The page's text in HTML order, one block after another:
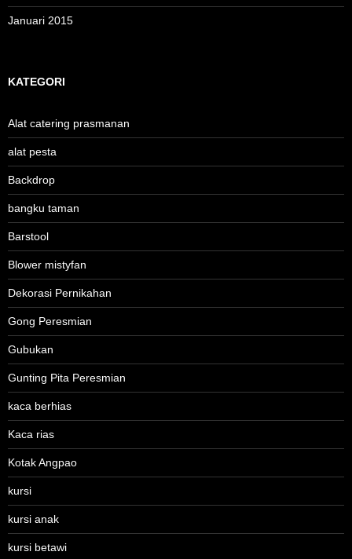
Januari 2015
KATEGORI
Alat catering prasmanan
alat pesta
Backdrop
bangku taman
Barstool
Blower mistyfan
Dekorasi Pernikahan
Gong Peresmian
Gubukan
Gunting Pita Peresmian
kaca berhias
Kaca rias
Kotak Angpao
kursi
kursi anak
kursi betawi